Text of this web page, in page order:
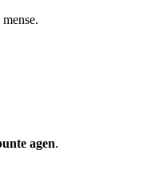
agen.